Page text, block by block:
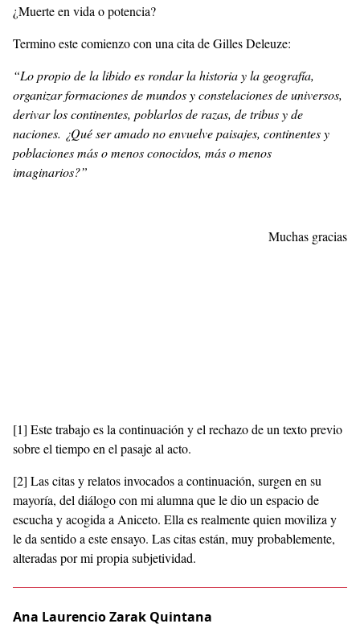
¿Muerte en vida o potencia?
Termino este comienzo con una cita de Gilles Deleuze:
“Lo propio de la libido es rondar la historia y la geografía,
organizar formaciones de mundos y constelaciones de universos,
derivar los continentes, poblarlos de razas, de tribus y de
naciones. ¿Qué ser amado no envuelve paisajes, continentes y
poblaciones más o menos conocidos, más o menos
imaginarios?”
Muchas gracias
[1] Este trabajo es la continuación y el rechazo de un texto previo
sobre el tiempo en el pasaje al acto.
[2] Las citas y relatos invocados a continuación, surgen en su
mayoría, del diálogo con mi alumna que le dio un espacio de
escucha y acogida a Aniceto. Ella es realmente quien moviliza y
le da sentido a este ensayo. Las citas están, muy probablemente,
alteradas por mi propia subjetividad.
Ana Laurencio Zarak Quintana